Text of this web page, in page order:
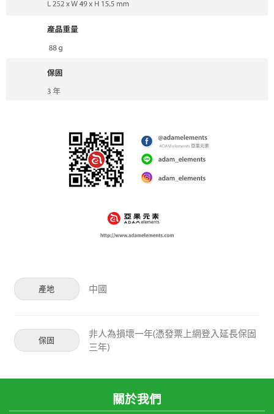
產地 中國
保固
非人為損壞一年(憑發票上網登入延長保固
三年)
關於我們